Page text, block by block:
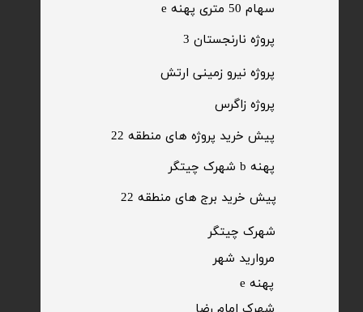
پیش خرید برج های منطقه 22
​سهام 50 متری پهنه e
پهنه b شهرک چیتگر
پیش خرید پروژه های منطقه 22
​پروژه زاگرس
​پروژه نیرو زمینی ارتش
​پروژه نارنجستان 3
​شهرک چیتگر
مروارید شهر​​​​​​​
پهنه e